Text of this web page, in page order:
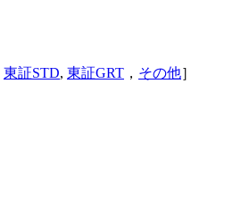
東証STD, 東証GRT ， その他］